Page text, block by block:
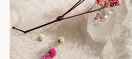
Prix
4,00 €